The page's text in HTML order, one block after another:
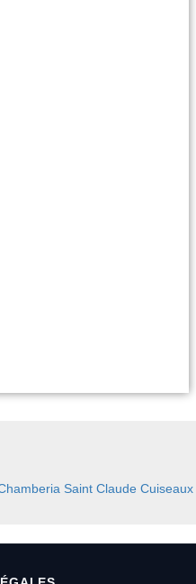
Saint Claude Cuiseaux